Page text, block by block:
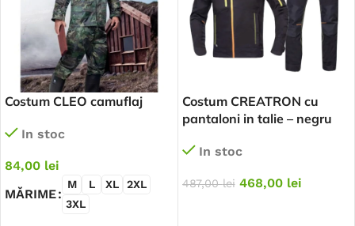
Costum CLEO camuflaj
In stoc
84,00 lei
MĂRIME
M L XL
2XL
3XL
Costum CREATRON cu
pantaloni in talie – negru
In stoc
487,00lei 468,00 lei